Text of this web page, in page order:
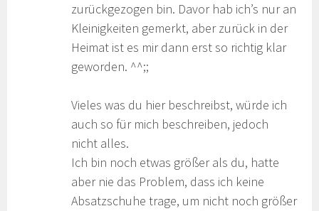
zurückgezogen bin. Davor hab ich’s nur an
Kleinigkeiten gemerkt, aber zurück in der
Heimat ist es mir dann erst so richtig klar
geworden. ^^;;
Vieles was du hier beschreibst, würde ich
auch so für mich beschreiben, jedoch
nicht alles.
Ich bin noch etwas größer als du, hatte
aber nie das Problem, dass ich keine
Absatzschuhe trage, um nicht noch größer